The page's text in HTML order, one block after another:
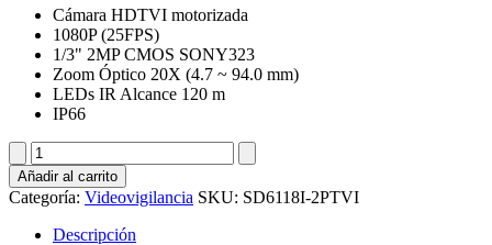
Cámara HDTVI motorizada
1080P (25FPS)
1/3" 2MP CMOS SONY323
Zoom Óptico 20X (4.7 ~ 94.0 mm)
LEDs IR Alcance 120 m
IP66
SD6118I-
2PTVI
cantidad
Añadir al carrito
Categoría: Videovigilancia SKU: SD6118I-2PTVI
Descripción